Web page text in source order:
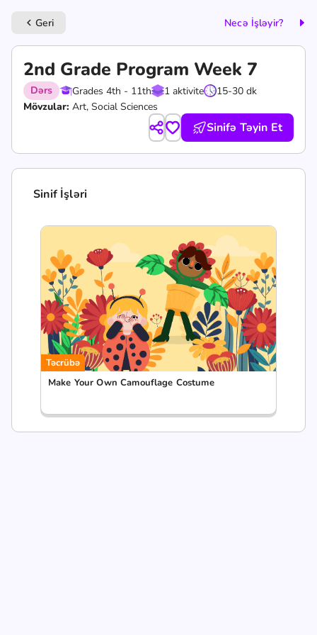
keyboard_arrow_left Geri Necə İşləyir?
2nd Grade Program Week 7
Dərs Grades 4th - 11th 1 aktivite
15-30 dk
Mövzular: Art, Social Sciences
Sinifə Təyin Et
Sinif İşləri
Təcrübə
Make Your Own Camouflage Costume